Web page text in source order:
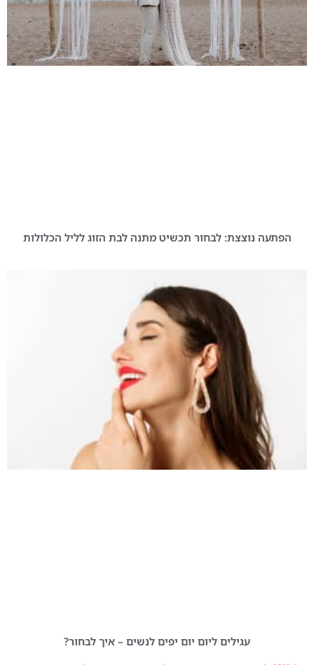
הפתעה נוצצת: לבחור תכשיט מתנה לבת הזוג לליל הכלולות
עגילים ליום יום יפים לנשים – איך לבחור?